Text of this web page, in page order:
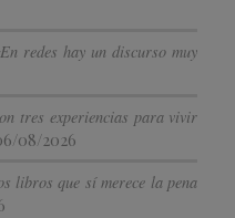
redes hay un discurso muy
tres experiencias para vivir
08/2026
libros que sí merece la pena